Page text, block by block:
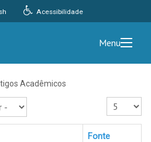
Acessibilidade
Menu
Acadêmicos
Exibir #
Fonte